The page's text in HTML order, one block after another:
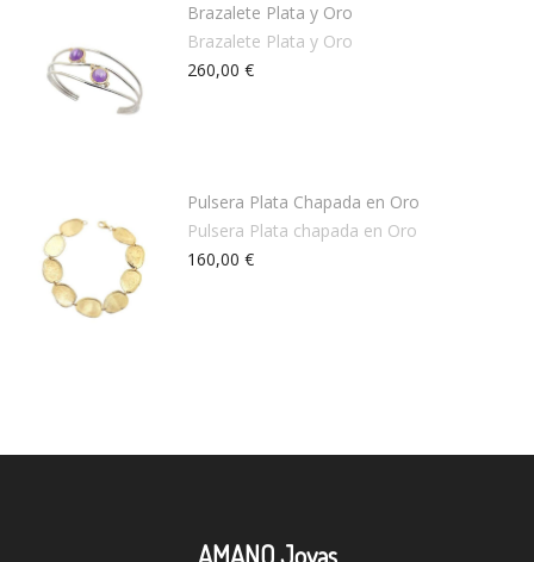
Brazalete Plata y Oro
Brazalete Plata y Oro
260,00 €
Pulsera Plata Chapada en Oro
Pulsera Plata chapada en Oro
160,00 €
AMANO Joyas